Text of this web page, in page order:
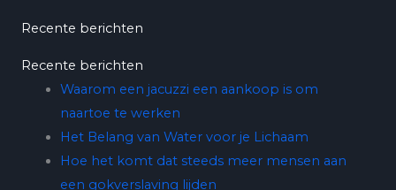
Recente berichten
Recente berichten
Waarom een jacuzzi een aankoop is om
naartoe te werken
Het Belang van Water voor je Lichaam
Hoe het komt dat steeds meer mensen aan
een gokverslaving lijden